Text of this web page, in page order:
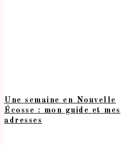
Une semaine en Nouvelle
Écosse : mon guide et mes
adresses